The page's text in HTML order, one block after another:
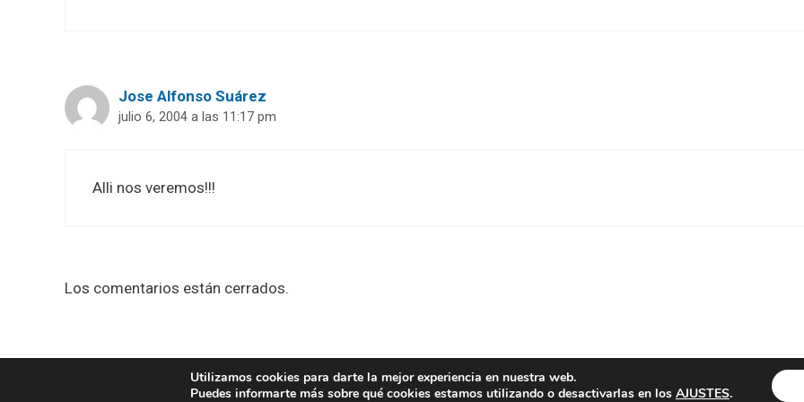
Jose Alfonso Suárez
julio 6, 2004 a las 11:17 pm
Alli nos veremos!!!
Los comentarios están cerrados.
2026 alanit.com * hecho con paciencia y generatepress *política de
Utilizamos cookies para darte la mejor experiencia en nuestra web.
Puedes informarte más sobre qué cookies estamos utilizando o desactivarlas en los AJUSTES.